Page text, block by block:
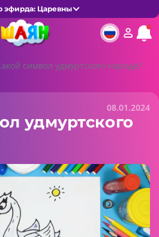
эфирда: Царевны
символ удмуртского народа?
08.01.2024
удмуртского